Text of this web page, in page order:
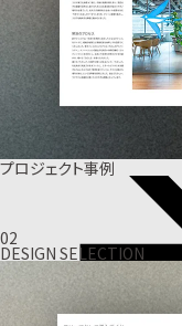
プロジェクト事例
02
DESIGN SELECTION